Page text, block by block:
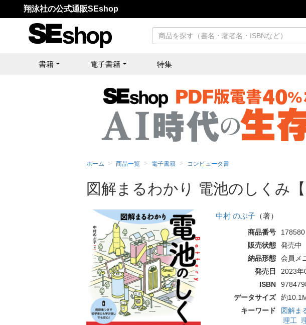
翔泳社の公式通販SEshop
書籍 電子書籍 特集
ホーム 商品一覧 電子書籍 コンピュータ書
図解まるわかり 電池のしくみ【
中村 のぶ子（著）
商品番号
178580
販売状態
発売中
納品形態
会員メ
発売日
2023年
ISBN
データサイズ
約
キーワード
図解ま
理工